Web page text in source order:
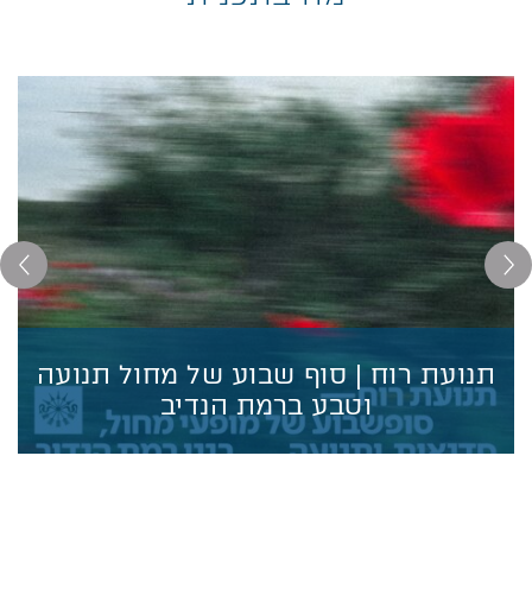
תנועת רוח | סוף שבוע של מחול תנועה
וטבע ברמת הנדיב